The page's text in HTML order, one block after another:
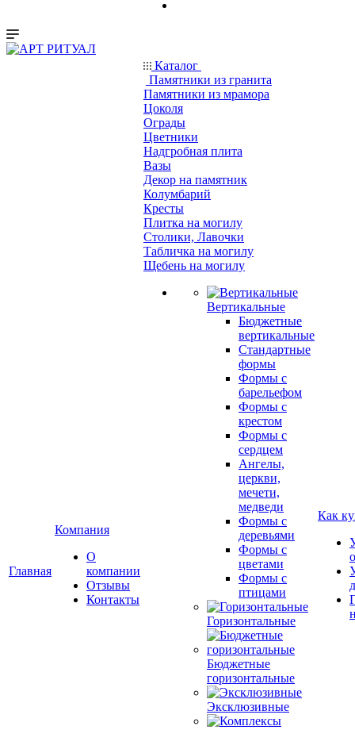
Главная
Компания
О
компании
Отзывы
Контакты
Каталог
Памятники из гранита
Памятники из мрамора
Цоколя
Ограды
Цветники
Надгробная плита
Вазы
Декор на памятник
Колумбарий
Кресты
Плитка на могилу
Столики, Лавочки
Табличка на могилу
Щебень на могилу
Вертикальные
Бюджетные
вертикальные
Стандартные
формы
Формы с
барельефом
Формы с
крестом
Формы с
сердцем
Ангелы,
церкви,
мечети,
медведи
Формы с
деревьями
Формы с
цветами
Формы с
птицами
Горизонтальные
Бюджетные
горизонтальные
Эксклюзивные
Как